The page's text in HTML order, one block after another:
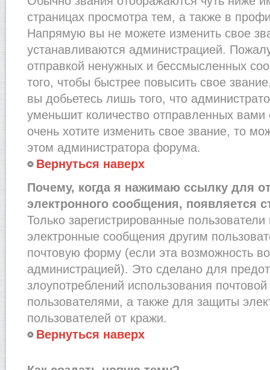
страницах просмотра тем, а также в
Напрямую вы не можете изменить свое
устанавливаются администрацией.
отправкой ненужных и бессмысленных
того, чтобы быстрее повысить свое
вы добьетесь лишь того, что
уменьшит количество отправленных
очень хотите изменить свое звание, то
этом администратора форума.
Вернуться наверх
Почему, когда я нажимаю ссылку для
электронного сообщения, появляется
Только зарегистрированные пользователи
электронные сообщения другим
почтовую форму (если эта возможность
администрацией). Это сделано для
злоупотреблений использования
пользователями, а также для защиты
пользователей от кражи.
Вернуться наверх